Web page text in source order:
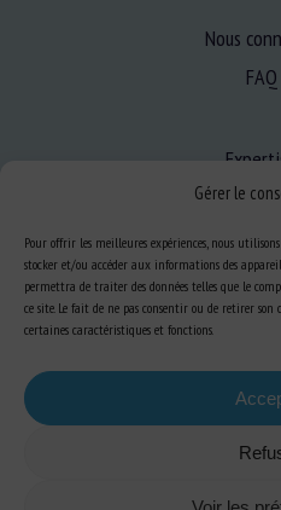
Gérer le
Pour offrir les meilleures expériences, nous
stocker et/ou accéder aux informations des
permettra de traiter des données telles que le
ce site. Le fait de ne pas consentir ou de retirer
certaines caractéristiques et fonctions.
Nous
FAQ
S’informer
Se former
S’abonner aux